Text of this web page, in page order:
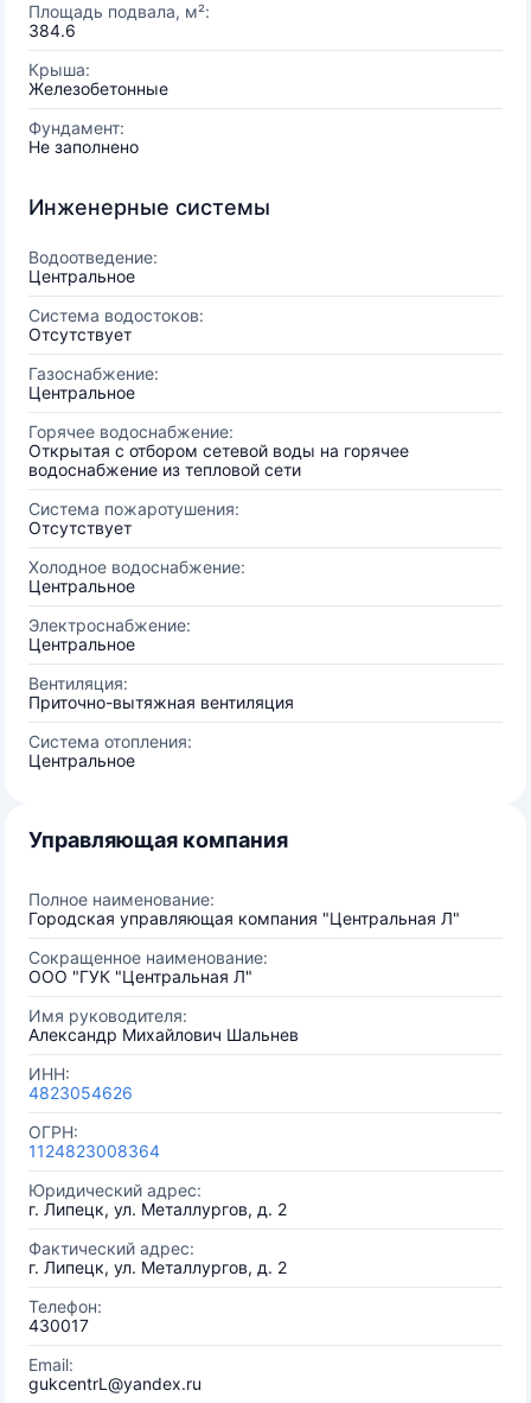
Площадь подвала, м²:
384.6
Крыша:
Железобетонные
Фундамент:
Не заполнено
Инженерные системы
Водоотведение:
Центральное
Система водостоков:
Отсутствует
Газоснабжение:
Центральное
Горячее водоснабжение:
Открытая с отбором сетевой воды на горячее
водоснабжение из тепловой сети
Система пожаротушения:
Отсутствует
Холодное водоснабжение:
Центральное
Электроснабжение:
Центральное
Вентиляция:
Приточно-вытяжная вентиляция
Система отопления:
Центральное
Управляющая компания
Полное наименование:
Городская управляющая компания "Центральная Л"
Сокращенное наименование:
ООО "ГУК "Центральная Л"
Имя руководителя:
Александр Михайлович Шальнев
ИНН:
4823054626
ОГРН:
1124823008364
Юридический адрес:
г. Липецк, ул. Металлургов, д. 2
Фактический адрес:
г. Липецк, ул. Металлургов, д. 2
Телефон:
430017
Email:
gukcentrL@yandex.ru